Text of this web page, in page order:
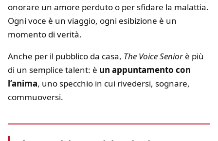
onorare un amore perduto o per sfidare la malattia.
Ogni voce è un viaggio, ogni esibizione è un
momento di verità.
Anche per il pubblico da casa, The Voice Seniorè più
di un semplice talent: è un appuntamento con
l’anima, uno specchio in cui rivedersi, sognare,
commuoversi.